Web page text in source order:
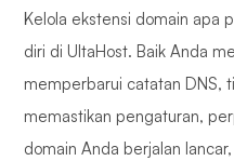
Kelola ekstensi domain apa
diri di UltaHost. Baik Anda
memperbarui catatan DNS,
memastikan pengaturan,
domain Anda berjalan